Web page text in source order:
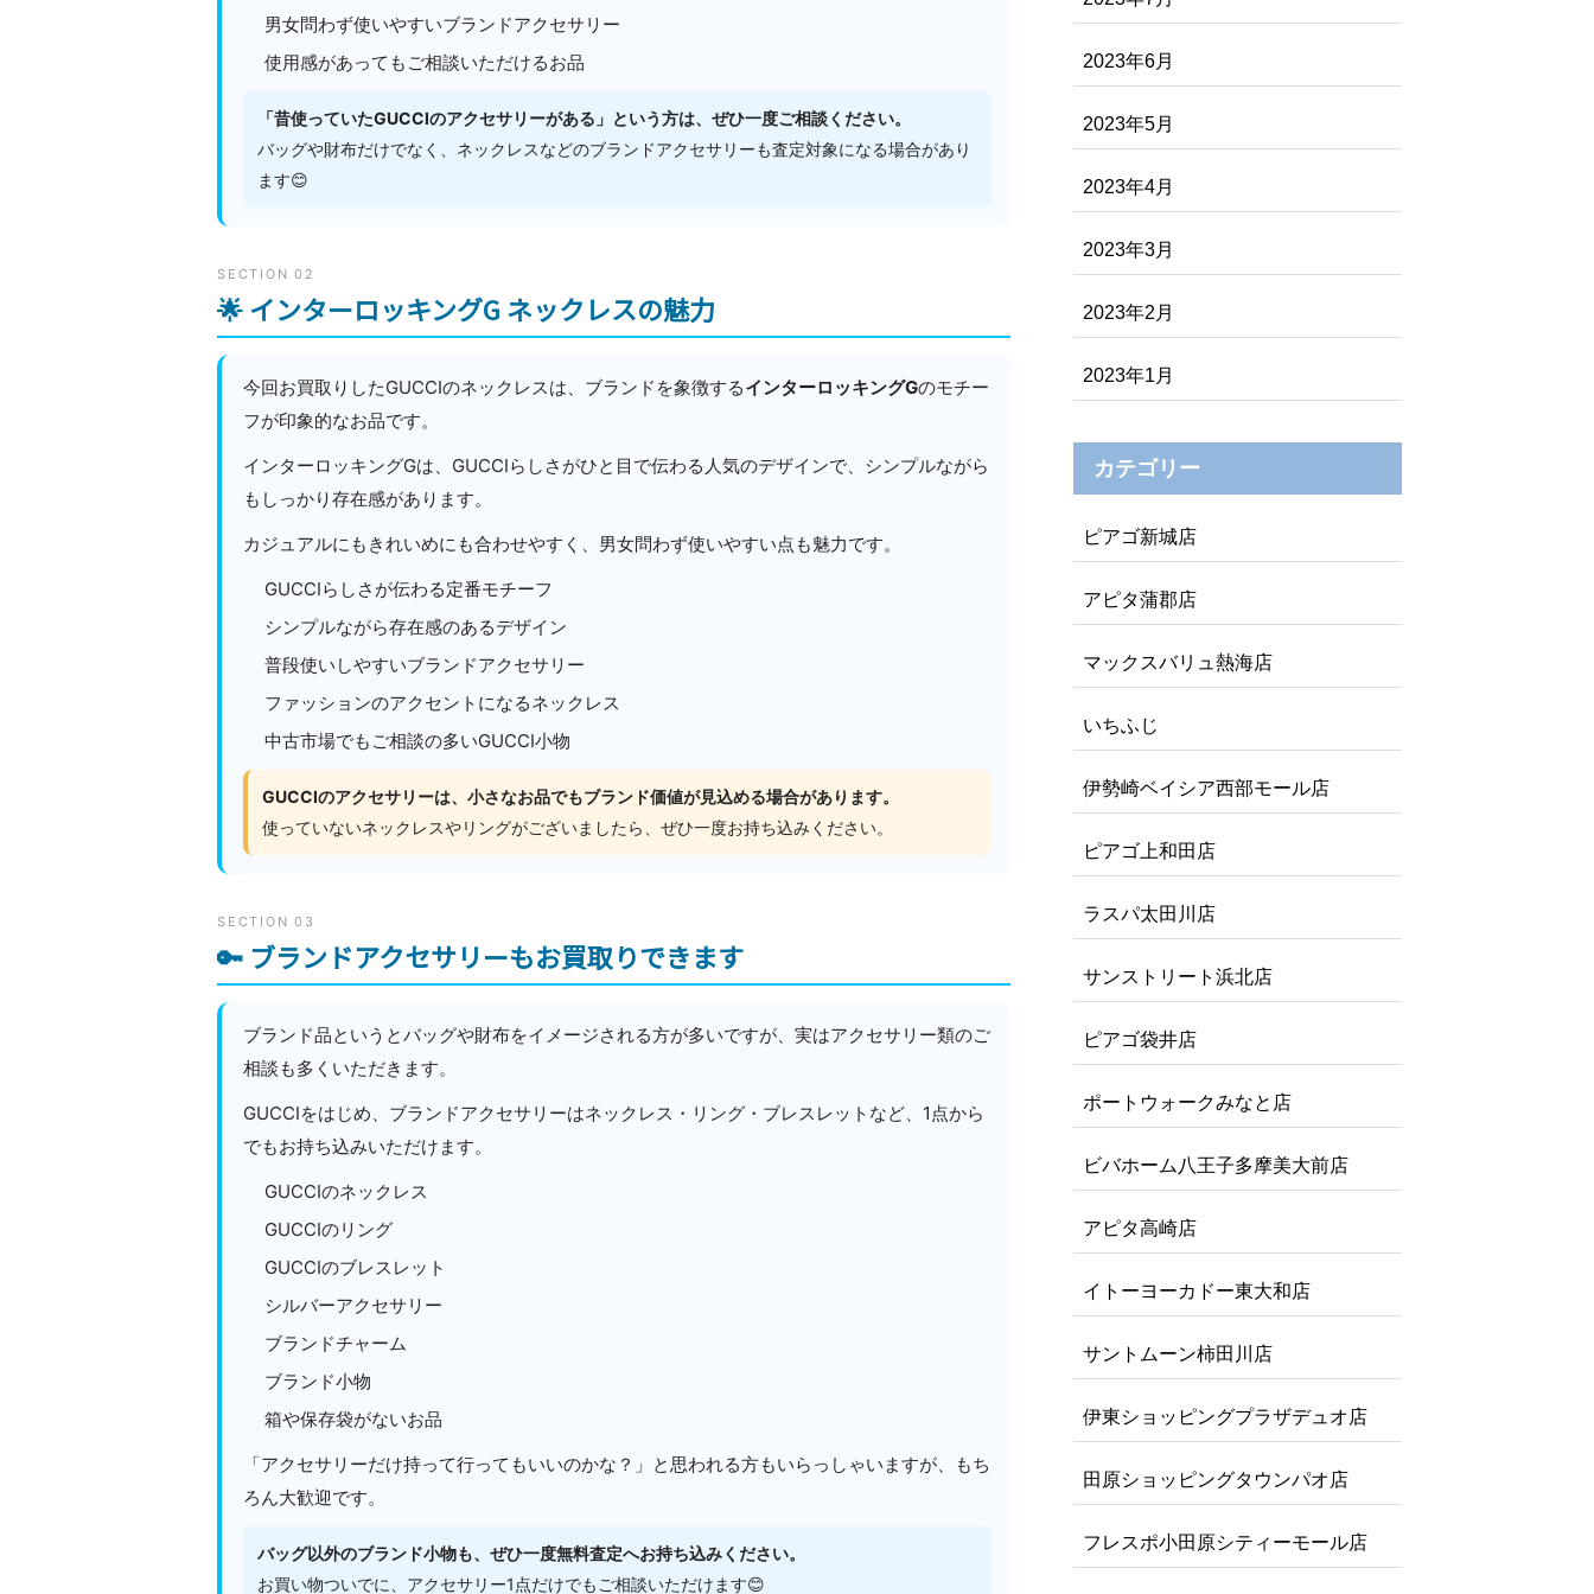
男女問わず使いやすいブランドアクセサリー
使用感があってもご相談いただけるお品
「昔使っていたGUCCIのアクセサリーがある」という方は、ぜひ一度ご相談ください。
バッグや財布だけでなく、ネックレスなどのブランドアクセサリーも査定対象になる場合があり
ます😊
SECTION 02
🌟 インターロッキングG ネックレスの魅力
今回お買取りしたGUCCIのネックレスは、ブランドを象徴するインターロッキングGのモチー
フが印象的なお品です。
インターロッキングGは、GUCCIらしさがひと目で伝わる人気のデザインで、シンプルながら
もしっかり存在感があります。
カジュアルにもきれいめにも合わせやすく、男女問わず使いやすい点も魅力です。
GUCCIらしさが伝わる定番モチーフ
シンプルながら存在感のあるデザイン
普段使いしやすいブランドアクセサリー
ファッションのアクセントになるネックレス
中古市場でもご相談の多いGUCCI小物
GUCCIのアクセサリーは、小さなお品でもブランド価値が見込める場合があります。
使っていないネックレスやリングがございましたら、ぜひ一度お持ち込みください。
SECTION 03
🔑 ブランドアクセサリーもお買取りできます
ブランド品というとバッグや財布をイメージされる方が多いですが、実はアクセサリー類のご
相談も多くいただきます。
GUCCIをはじめ、ブランドアクセサリーはネックレス・リング・ブレスレットなど、1点から
でもお持ち込みいただけます。
GUCCIのネックレス
GUCCIのリング
GUCCIのブレスレット
シルバーアクセサリー
ブランドチャーム
ブランド小物
箱や保存袋がないお品
「アクセサリーだけ持って行ってもいいのかな？」と思われる方もいらっしゃいますが、もち
ろん大歓迎です。
バッグ以外のブランド小物も、ぜひ一度無料査定へお持ち込みください。
お買い物ついでに、アクセサリー1点だけでもご相談いただけます😊
2023年6月
2023年5月
2023年4月
2023年3月
2023年2月
2023年1月
カテゴリー
ピアゴ新城店
アピタ蒲郡店
マックスバリュ熱海店
いちふじ
伊勢崎ベイシア西部モール店
ピアゴ上和田店
ラスパ太田川店
サンストリート浜北店
ピアゴ袋井店
ポートウォークみなと店
ビバホーム八王子多摩美大前店
アピタ高崎店
イトーヨーカドー東大和店
サントムーン柿田川店
伊東ショッピングプラザデュオ店
田原ショッピングタウンパオ店
フレスポ小田原シティーモール店